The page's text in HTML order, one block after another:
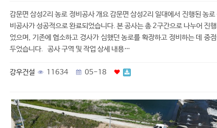
감문면 삼성2리 농로 정비공사 개요 감문면 삼성2리 일대에서 진행된 농로
비공사가 성공적으로 완료되었습니다. 본 공사는 총 2구간으로 나누어 진
었으며, 기존에 협소하고 경사가 심했던 농로를 확장하고 정비하는 데 중
두었습니다. 공사 구역 및 작업 상세 내용…
강우건설 11634 05-18